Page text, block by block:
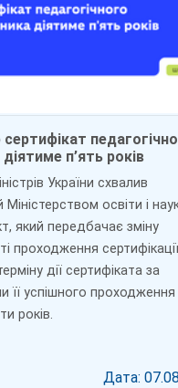
сертифікат
п’ять років
України схвалив
освіти і
який передбачає зміну
проходження
дії сертифіката за
її успішного проходження
років.
Дата: